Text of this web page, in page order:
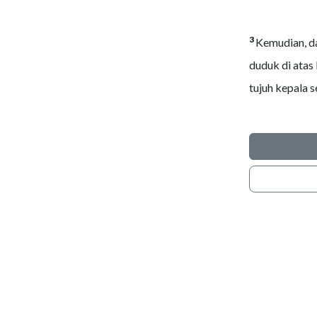
3 Kemudian,
duduk di atas
tujuh kepala